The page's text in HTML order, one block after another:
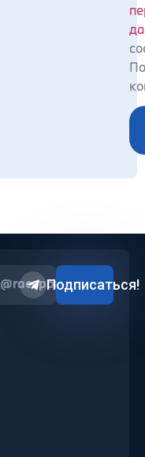
@raceport2022
Подписаться!